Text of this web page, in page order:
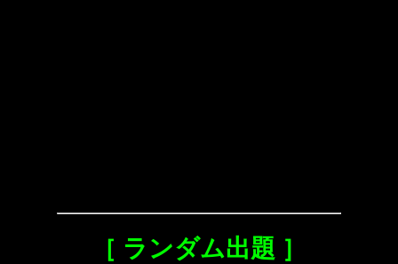
［ ランダム出題 ］